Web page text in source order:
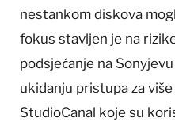
nestankom diskova
fokus stavljen je na
podsjećanje na
ukidanju pristupa za
StudioCanal koje su